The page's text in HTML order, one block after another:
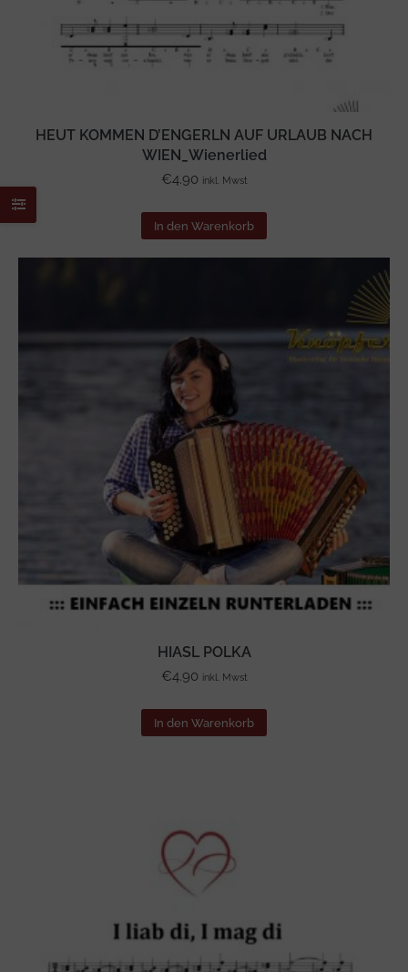
HEUT KOMMEN D’ENGERLN AUF URLAUB NACH
WIEN_Wienerlied
€4.90 inkl. Mwst
In den Warenkorb
HIASL POLKA
€4.90 inkl. Mwst
In den Warenkorb